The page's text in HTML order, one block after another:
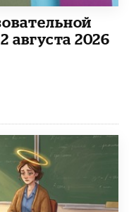
августа 2026